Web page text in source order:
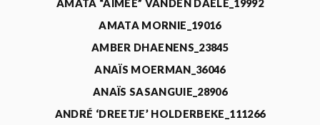
AMATA “AIMÉE” VANDEN DAELE_19992
AMATA MORNIE_19016
AMBER DHAENENS_23845
ANAÏS MOERMAN_36046
ANAÏS SASANGUIE_28906
ANDRÉ ‘DREETJE’ HOLDERBEKE_111266